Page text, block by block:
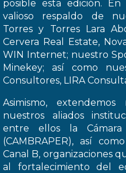
posible esta edición. En
valioso respaldo de
Torres y Torres Lara
Cervera Real Estate,
WIN Internet; nuestro
Minekey; así como
Consultores, LIRA
Asimismo,
nuestros aliados
entre ellos la Cámara
(CAMBRAPER), así
Canal B, organizaciones
al fortalecimiento del